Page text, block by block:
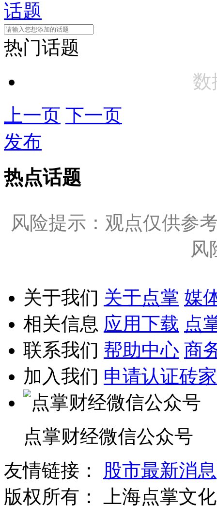
话题
热门话题
数
上一页 下一页
发布
热点话题
风险提示：观点仅供参
风
关于我们 关于点掌 媒
相关信息 应用下载 点
联系我们 帮助中心 商
加入我们 申请认证砖家
点掌财经微信公众号
友情链接：
股市最新消息
版权所有：
上海点掌文